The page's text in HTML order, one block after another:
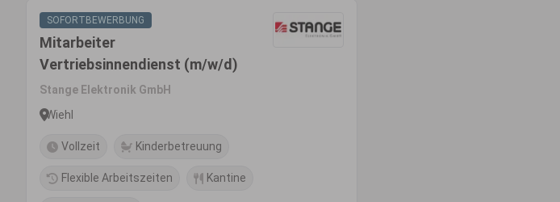
SOFORTBEWERBUNG
Mitarbeiter
Vertriebsinnendienst (m/w/d)
Stange Elektronik GmbH
Wiehl
Vollzeit Kinderbetreuung
Flexible Arbeitszeiten Kantine